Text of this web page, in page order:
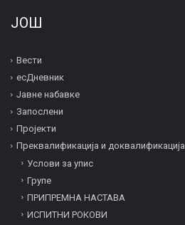
ЈОШ
Вести
есДневник
Јавне набавке
Запослени
Пројекти
Преквалификација и дoквалификација
Услови за упис
Групе
ПРИПРЕМНА НАСТАВА
ИСПИТНИ РОКОВИ